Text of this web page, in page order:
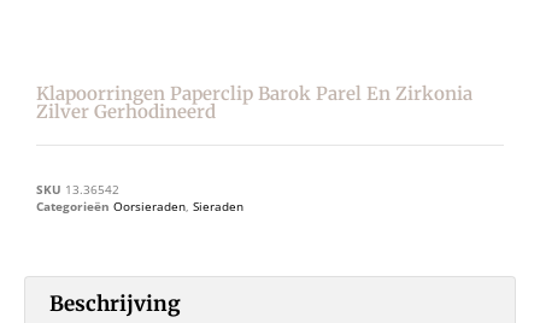
Klapoorringen Paperclip Barok Parel En Zirkonia
Zilver Gerhodineerd
SKU 13.36542
Categorieën Oorsieraden, Sieraden
Beschrijving